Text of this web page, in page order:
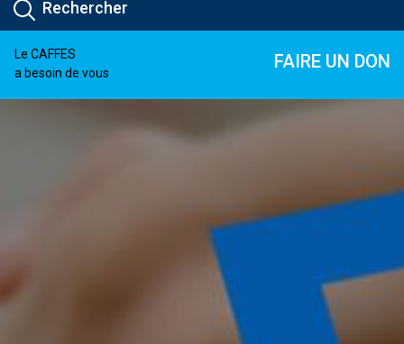
Le CAFFES
a besoin de vous
FAIRE UN DON